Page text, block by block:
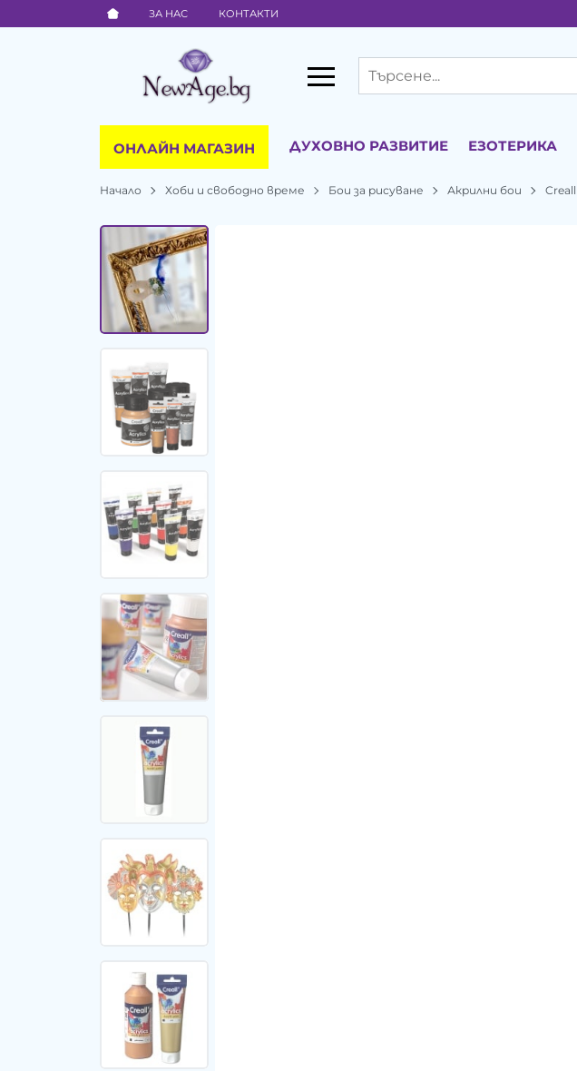
ЗА НАС КОНТАКТИ
ОНЛАЙН МАГАЗИН ДУХОВНО РАЗВИТИЕ ЕЗОТЕРИКА
Начало Хоби и свободно време Бои за рисуване Акрилни бои Creall